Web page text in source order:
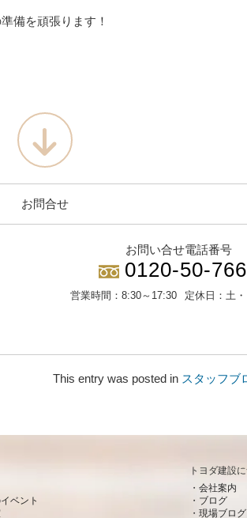
備を頑張ります！
お問合せ
お問い合せ電話番号
0120-50-
営業時間：8:30～17:30 定休日： 土
This entry was posted in スタッフブ
ベント
トヨダ建設
会社案内
ブログ
現場ブログ